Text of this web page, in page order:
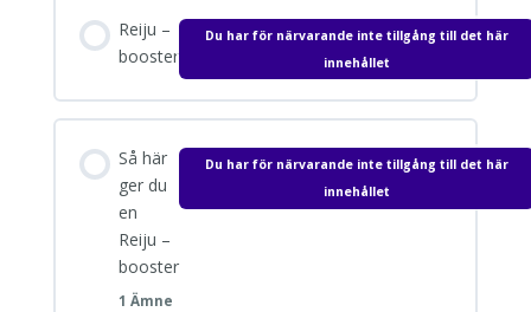
Mästargradens symboler – dokument för
nedladdning
0% SLUTFÖRT 0/1 Steps
Dokument för nedladdning
Reiju –
booster
Du har för närvarande inte tillgång till det här
innehållet
Så här
ger du
en
Reiju –
booster
1 Ämne
Du har för närvarande inte tillgång till det här
innehållet